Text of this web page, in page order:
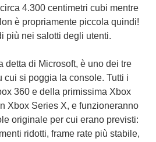
4.300 centimetri cubi mentre
è propriamente piccola quindi!
più nei salotti degli utenti.
detta di Microsoft, è uno dei tre
cui si poggia la console. Tutti i
360 e della primissima Xbox
Xbox Series X, e funzioneranno
originale per cui erano previsti:
ridotti, frame rate più stabile,